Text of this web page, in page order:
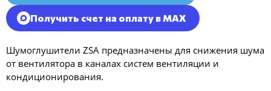
Получить счет на оплату в MAX
Шумоглушители ZSA предназначены для снижения шума
от вентилятора в каналах систем вентиляции и
кондиционирования.